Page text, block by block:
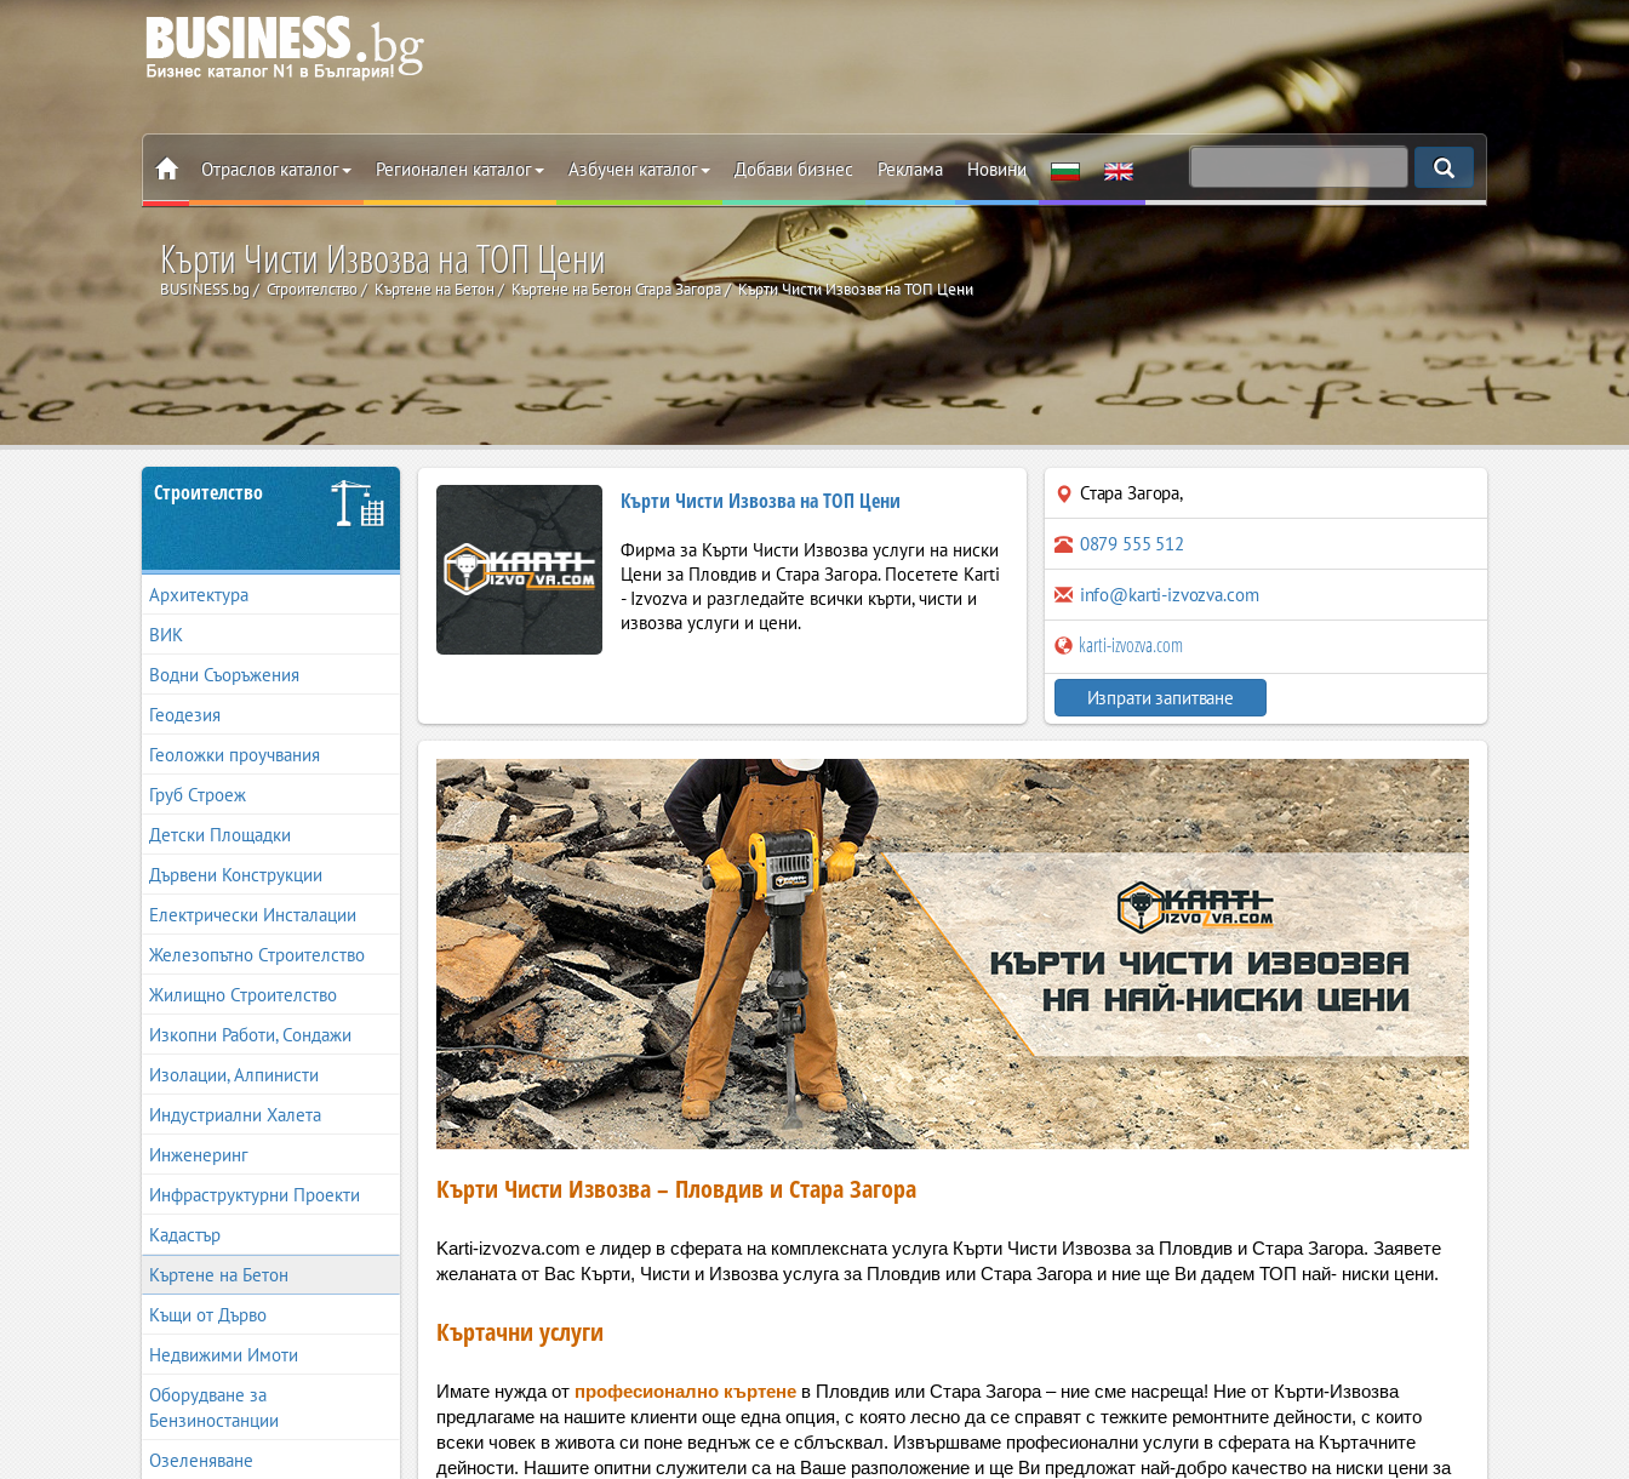
Отраслов каталог Регионален каталог Азбучен каталог Добави бизнес Реклама Новини
Кърти Чисти Извозва на ТОП Цени
BUSINESS.bg Строителство Къртене на Бетон Къртене на Бетон Стара Загора Кърти Чисти Извозва на ТОП Цени
Строителство
Архитектура
ВИК
Водни Съоръжения
Геодезия
Геоложки проучвания
Груб Строеж
Детски Площадки
Дървени Конструкции
Електрически Инсталации
Железопътно Строителство
Жилищно Строителство
Изкопни Работи, Сондажи
Изолации, Алпинисти
Индустриални Халета
Инженеринг
Инфраструктурни Проекти
Кадастър
Къртене на Бетон
Къщи от Дърво
Недвижими Имоти
Оборудване за
Бензиностанции
Озеленяване
Кърти Чисти Извозва на ТОП Цени
Фирма за Кърти Чисти Извозва услуги на ниски
Цени за Пловдив и Стара Загора. Посетете Karti
- Izvozva и разгледайте всички кърти, чисти и
извозва услуги и цени.
Стара Загора,
0879 555 512
info@karti-izvozva.com
karti-izvozva.com
Изпрати запитване
Кърти Чисти Извозва – Пловдив и Стара Загора
Karti-izvozva.com е лидер в сферата на комплексната услуга Кърти Чисти Извозва за Пловдив и Стара Загора. Заявете
желаната от Вас Кърти, Чисти и Извозва услуга за Пловдив или Стара Загора и ние ще Ви дадем ТОП най- ниски цени.
Къртачни услуги
Имате нужда от професионално къртене в Пловдив или Стара Загора – ние сме насреща! Ние от Кърти-Извозва
предлагаме на нашите клиенти още една опция, с която лесно да се справят с тежките ремонтните дейности, с които
всеки човек в живота си поне веднъж се е сблъсквал. Извършваме професионални услуги в сферата на Къртачните
дейности. Нашите опитни служители са на Ваше разположение и ще Ви предложат най-добро качество на ниски цени за